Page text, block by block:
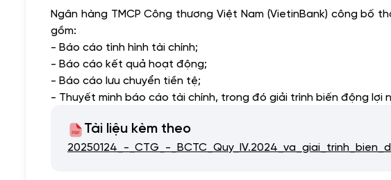
Ngân hàng TMCP Công thương Việt Nam (VietinBank) công bố
gồm:
- Báo cáo tình hình tài chính;
- Báo cáo kết quả hoạt động;
- Báo cáo lưu chuyển tiền tệ;
- Thuyết minh báo cáo tài chính, trong đó giải trình biến động lợi
Tài liệu kèm theo
20250124_-_CTG_-